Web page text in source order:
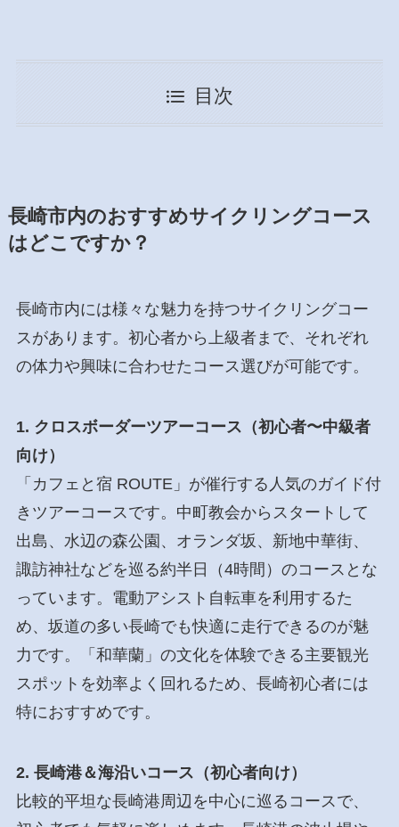
目次
長崎市内のおすすめサイクリングコース
はどこですか？
長崎市内には様々な魅力を持つサイクリングコー
スがあります。初心者から上級者まで、それぞれ
の体力や興味に合わせたコース選びが可能です。
1. クロスボーダーツアーコース（初心者〜中級者
向け）
「カフェと宿 ROUTE」が催行する人気のガイド付
きツアーコースです。中町教会からスタートして
出島、水辺の森公園、オランダ坂、新地中華街、
諏訪神社などを巡る約半日（4時間）のコースとな
っています。電動アシスト自転車を利用するた
め、坂道の多い長崎でも快適に走行できるのが魅
力です。「和華蘭」の文化を体験できる主要観光
スポットを効率よく回れるため、長崎初心者には
特におすすめです。
2. 長崎港＆海沿いコース（初心者向け）
比較的平坦な長崎港周辺を中心に巡るコースで、